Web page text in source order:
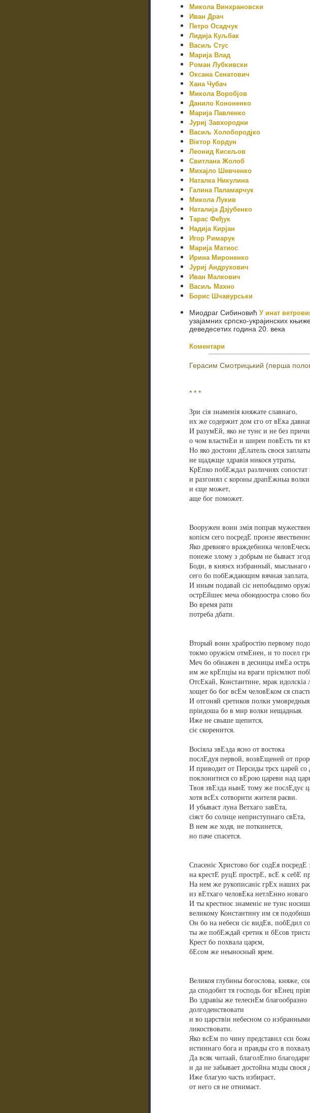
Микола Винхрановски
Иван Драч
Петро Осадчук
Лидија Куљбак
Васиљ Стус
Марија Влад
Роман Лубкивски
Оксана Сенатович
Хана Чубач
Микола Воробјов
Данило Кононенко
Марија Павленко
Јуриј Завхородни
Васиљ Холобородјко
Віктор Кордун
Леонид Кисељов
Свитлана Жолоб
Михајло Шевченко
Наталка Никулина
Галина Паламарчук
Микола Лукив
Наталија Дзјубенко
Тарас Феђук
Надија Кирјан
Игор Римарук
Марија Матиос
Ирина Мироненко
Јуриј Андрухович
Иван Малкович
Васиљ Махно
Борис Шчавурськи
Миодраг Сибиновић У инат
узајамних српско-украјинских
деведесетих година 20. века
Коментари
Герасим Смотрицький (перша
* * *
Зри сія знаменія княжате славнаго,
их же содержит дом єго от вЕка
И разумЕй, яко не тунє и не без
о чом властнЕи и ширеи повЕсть ти
Но яко достоин дЕлатель своєя
не щаджще здравія никоєя утраты,
КрЕпко побЕждал различнях сопостат
и разгонял с короны драпЕжныа
и єще может,
аще бог поможет.
Вооружен воин змія поправ
копієм сего посредЕ пронзе
Яко древняго враждебника
понеже злому з добрым не бываєт
Боди, в князєх избранный, мысльнаго
сего бо побЕждающим вячная заплата,
И иным подавай сіє непобыдимо
острЕйшеє меча обоюдоостра слово
Во время рати
потреба дбати.
Вторый воин храбростію первому
токмо оружієм отмЕнен, и то посел
Меч бо обнажен в десницы имЕа
им же крЕпціы на враги пріємлют
ОтсЕкай, Константине, мрак идолскіа
хощет бо бог всЕм человЕком ся
И отгоняй єретиков полки умовредныя,
пріидоша бо в мир волки нещадныя.
Иже не свыше щепится,
сіє скоренится.
Восіяла звЕзда ясно от востока
послЕдуя первой, возвЕщеней от
И приводит от Персиды трєх царей со
поклонитися со вЕрою цареви над
Твоя звЕзда нынЕ тому же послЕдує
хотя всЕх сотворити жителя раєви.
И убываєт луна Ветхаго завЕта,
сіяєт бо солнце неприступнаго свЕта,
В нем же ходя, не поткинется,
но паче спасется.
Спасеніє Христово бог содЕя посредЕ
на крестЕ руцЕ прострЕ, всЕ к себЕ
На нем же рукописаніє грЕх наших
из вЕтхаго человЕка нетлЕнно новаго
И ты крестноє знаменіє не тунє
великому Константину им ся
Он бо на небеси сіє видЕв, побЕдил
ты же побЕждай єретик и бЕсов
Крест бо похвала царєм,
бЕсом же неыносный ярем.
Великоя глубины богослова, княже,
да сподобит тя господь бог вЕнец
Во здравіы же телеснЕм благообразно
долгоденствовати
и во царствіи небесном со
ликоствовати.
Яко всЕм по чину представил єси
истиннаго бога и правды єго в
Да всяк читаай, благолЕпно
и да не забывает достойна мзды своєя
Иже благую часть избираєт,
от него ся не отнимаєт.